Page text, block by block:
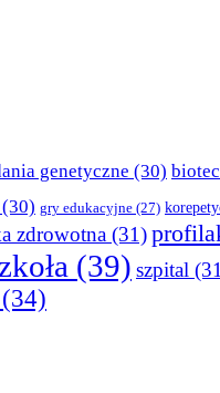
genetyczne (30)
(30) gry edukacyjne (27)
zdrowotna (31)
(39) szpital
(34)